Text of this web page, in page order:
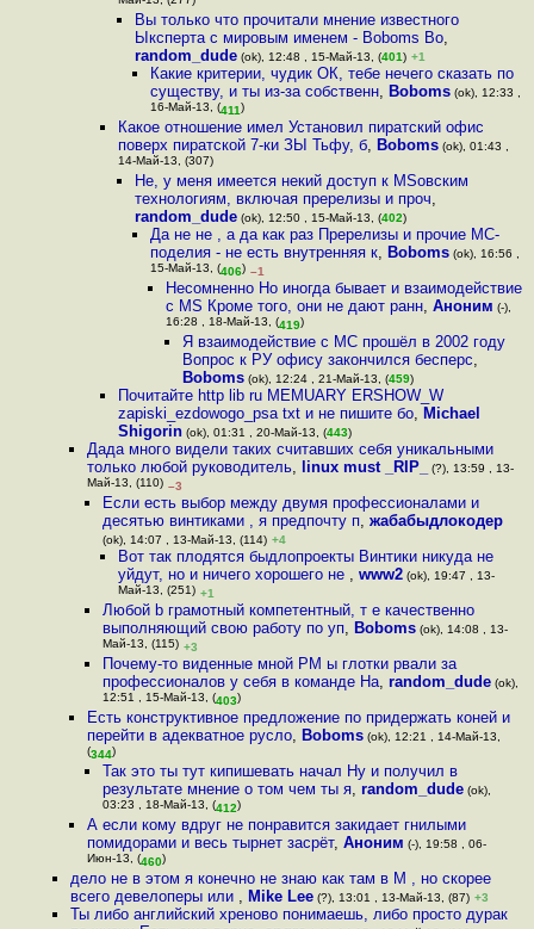
Вы только что прочитали мнение известного
Ыксперта с мировым именем - Boboms Во,
random_dude(ok), 12:48 , 15-Май-13, (401) +1
Какие критерии, чудик ОК, тебе нечего сказать по
существу, и ты из-за собственн, Boboms(ok), 12:33 ,
16-Май-13, (411)
Какое отношение имел Установил пиратский офис
поверх пиратской 7-ки ЗЫ Тьфу, б, Boboms (ok), 01:43 ,
14-Май-13, (307)
Не, у меня имеется некий доступ к MSовским
технологиям, включая пререлизы и проч,
random_dude(ok), 12:50 , 15-Май-13, (402)
Да не не , а да как раз Пререлизы и прочие МС-
поделия - не есть внутренняя к, Boboms(ok), 16:56 ,
15-Май-13, (406) –1
Несомненно Но иногда бывает и взаимодействие
с MS Кроме того, они не дают ранн,Аноним (-),
16:28 , 18-Май-13, (419)
Я взаимодействие с МС прошёл в 2002 году
Вопрос к РУ офису закончился бесперс,
Boboms(ok), 12:24 , 21-Май-13, (459)
Почитайте http lib ru MEMUARY ERSHOW_W
zapiski_ezdowogo_psa txt и не пишите бо, Michael
Shigorin (ok), 01:31 , 20-Май-13, (443)
Дада много видели таких считавших себя уникальными
только любой руководитель, linux must _RIP_ (?), 13:59 , 13-
Май-13, (110) –3
Если есть выбор между двумя профессионалами и
десятью винтиками , я предпочту п, жабабыдлокодер
(ok), 14:07 , 13-Май-13, (114) +4
Вот так плодятся быдлопроекты Винтики никуда не
уйдут, но и ничего хорошего не ,www2 (ok), 19:47 , 13-
Май-13, (251) +1
Любой b грамотный компетентный, т е качественно
выполняющий свою работу по уп, Boboms(ok), 14:08 , 13-
Май-13, (115) +3
Почему-то виденные мной PM ы глотки рвали за
профессионалов у себя в команде На, random_dude(ok),
12:51 , 15-Май-13, (403)
Есть конструктивное предложение по придержать коней и
перейти в адекватное русло, Boboms(ok), 12:21 , 14-Май-13,
(344)
Так это ты тут кипишевать начал Ну и получил в
результате мнение о том чем ты я, random_dude(ok),
03:23 , 18-Май-13, (412)
А если кому вдруг не понравится закидает гнилыми
помидорами и весь тырнет засрёт, Аноним (-), 19:58 , 06-
Июн-13, (460)
дело не в этом я конечно не знаю как там в M , но скорее
всего девелоперы или , Mike Lee (?), 13:01 , 13-Май-13, (87) +3
Ты либо английский хреново понимаешь, либо просто дурак